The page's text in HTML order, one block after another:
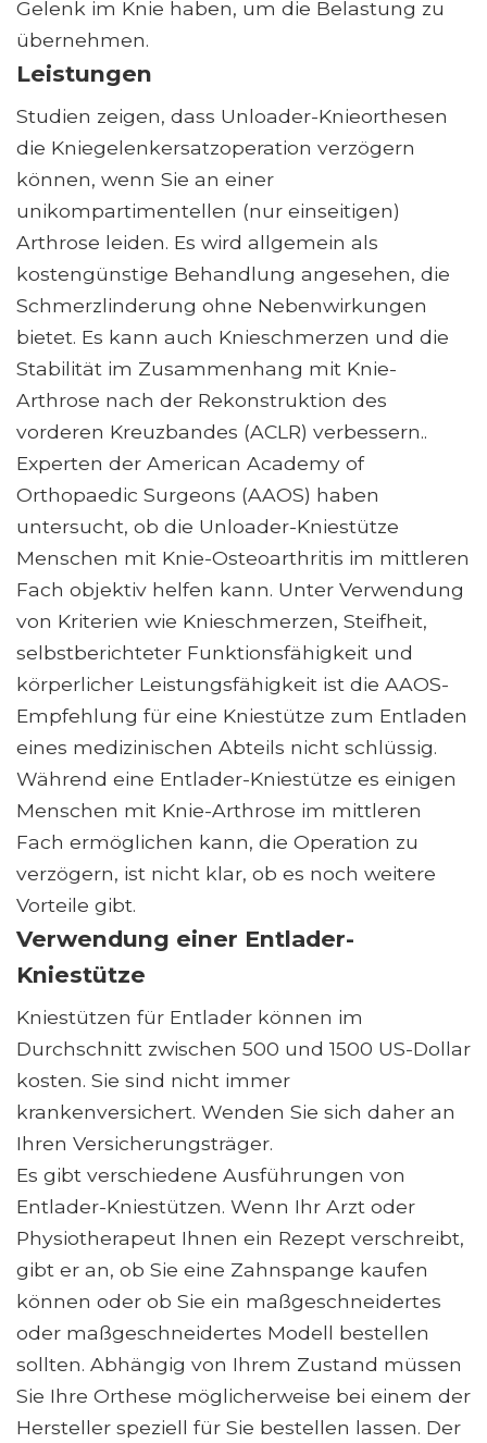
Gelenk im Knie haben, um die Belastung zu
übernehmen.
Leistungen
Studien zeigen, dass Unloader-Knieorthesen
die Kniegelenkersatzoperation verzögern
können, wenn Sie an einer
unikompartimentellen (nur einseitigen)
Arthrose leiden. Es wird allgemein als
kostengünstige Behandlung angesehen, die
Schmerzlinderung ohne Nebenwirkungen
bietet. Es kann auch Knieschmerzen und die
Stabilität im Zusammenhang mit Knie-
Arthrose nach der Rekonstruktion des
vorderen Kreuzbandes (ACLR) verbessern..
Experten der American Academy of
Orthopaedic Surgeons (AAOS) haben
untersucht, ob die Unloader-Kniestütze
Menschen mit Knie-Osteoarthritis im mittleren
Fach objektiv helfen kann. Unter Verwendung
von Kriterien wie Knieschmerzen, Steifheit,
selbstberichteter Funktionsfähigkeit und
körperlicher Leistungsfähigkeit ist die AAOS-
Empfehlung für eine Kniestütze zum Entladen
eines medizinischen Abteils nicht schlüssig.
Während eine Entlader-Kniestütze es einigen
Menschen mit Knie-Arthrose im mittleren
Fach ermöglichen kann, die Operation zu
verzögern, ist nicht klar, ob es noch weitere
Vorteile gibt.
Verwendung einer Entlader-
Kniestütze
Kniestützen für Entlader können im
Durchschnitt zwischen 500 und 1500 US-Dollar
kosten. Sie sind nicht immer
krankenversichert. Wenden Sie sich daher an
Ihren Versicherungsträger.
Es gibt verschiedene Ausführungen von
Entlader-Kniestützen. Wenn Ihr Arzt oder
Physiotherapeut Ihnen ein Rezept verschreibt,
gibt er an, ob Sie eine Zahnspange kaufen
können oder ob Sie ein maßgeschneidertes
oder maßgeschneidertes Modell bestellen
sollten. Abhängig von Ihrem Zustand müssen
Sie Ihre Orthese möglicherweise bei einem der
Hersteller speziell für Sie bestellen lassen. Der